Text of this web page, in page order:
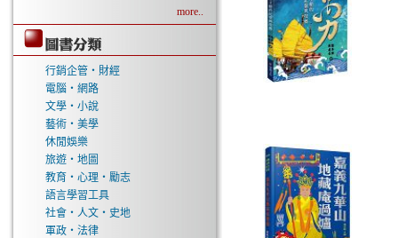
more..
行銷企管‧財經
電腦‧網路
文學‧小說
藝術‧美學
休閒娛樂
旅遊‧地圖
教育‧心理‧勵志
語言學習工具
社會‧人文‧史地
軍政‧法律